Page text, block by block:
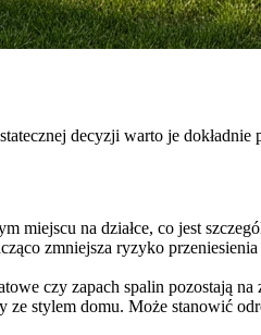
decyzji warto je dokładnie
miejscu na działce, co jest
zmniejsza ryzyko
czy zapach spalin pozostają
ze stylem domu. Może stanowić